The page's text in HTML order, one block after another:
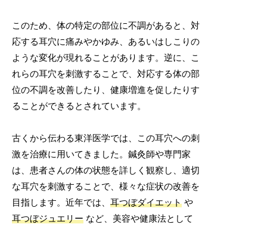
このため、体の特定の部位に不調があると、対
応する耳穴に痛みやかゆみ、あるいはしこりの
ような変化が現れることがあります。逆に、こ
れらの耳穴を刺激することで、対応する体の部
位の不調を改善したり、健康増進を促したりす
ることができるとされています。
古くから伝わる東洋医学では、この耳穴への刺
激を治療に用いてきました。鍼灸師や専門家
は、患者さんの体の状態を詳しく観察し、適切
な耳穴を刺激することで、様々な症状の改善を
目指します。近年では、耳つぼダイエット や
耳つぼジュエリー など、美容や健康法として